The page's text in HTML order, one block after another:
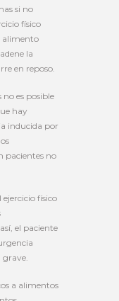
si no
físico
alimento
la
en reposo.
es posible
hay
inducida por
pacientes no
ejercicio físico
el paciente
a alimentos